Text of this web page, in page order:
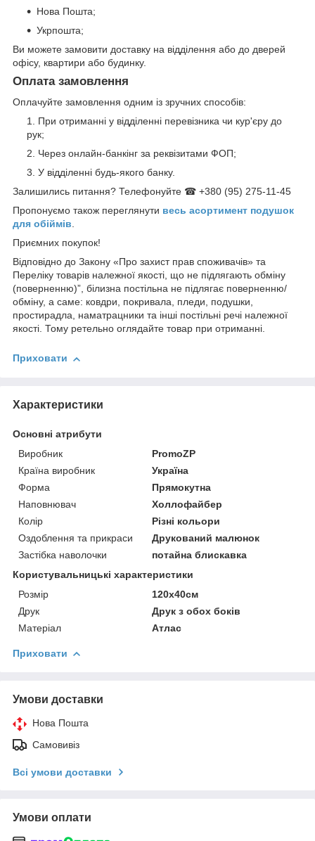
Нова Пошта;
Укрпошта;
Ви можете замовити доставку на відділення або до дверей
офісу, квартири або будинку.
Оплата замовлення
Оплачуйте замовлення одним із зручних способів:
При отриманні у відділенні перевізника чи кур'єру до
рук;
Через онлайн-банкінг за реквізитами ФОП;
У відділенні будь-якого банку.
Залишились питання? Телефонуйте ☎ +380 (95) 275-11-45
Пропонуємо також переглянути весь асортимент подушок
для обіймів.
Приємних покупок!
Відповідно до Закону «Про захист прав споживачів» та
Переліку товарів належної якості, що не підлягають обміну
(поверненню)”, білизна постільна не підлягає поверненню/
обміну, а саме: ковдри, покривала, пледи, подушки,
простирадла, наматрацники та інші постільні речі належної
якості. Тому ретельно оглядайте товар при отриманні.
Приховати
Характеристики
Основні атрибути
Виробник
PromoZP
Країна виробник
Україна
Форма
Прямокутна
Наповнювач
Холлофайбер
Колір
Різні кольори
Оздоблення та прикраси
Друкований малюнок
Застібка наволочки
потайна блискавка
Користувальницькі характеристики
Розмір
120х40см
Друк
Друк з обох боків
Матеріал
Атлас
Приховати
Умови доставки
Нова Пошта
Самовивіз
Всі умови доставки
Умови оплати